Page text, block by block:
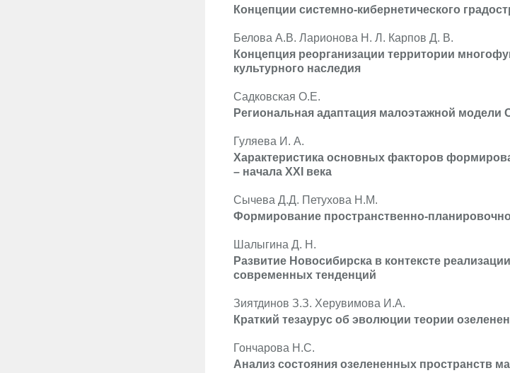
Концепции системно-кибернетического
Белова А.В. Ларионова Н. Л. Карпов Д. В.
Концепция реорганизации территории
культурного наследия
Садковская О.Е.
Региональная адаптация малоэтажной модели
Гуляева И. А.
Характеристика основных факторов
– начала XXI века
Сычева Д.Д. Петухова Н.М.
Формирование пространственно-
Шалыгина Д. Н.
Развитие Новосибирска в контексте
современных тенденций
Зиятдинов З.З. Херувимова И.А.
Краткий тезаурус об эволюции теории
Гончарова Н.С.
Анализ состояния озелененных пространств